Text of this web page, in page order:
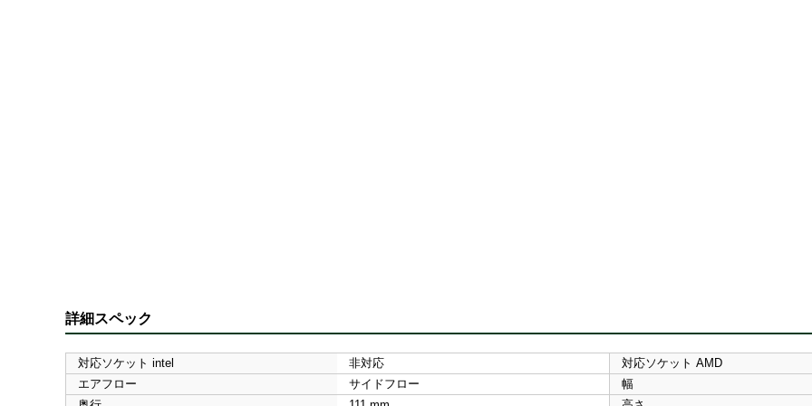
詳細スペック
対応ソケット intel 非対応
対応ソケット AMD
エアフロー
サイドフロー
幅